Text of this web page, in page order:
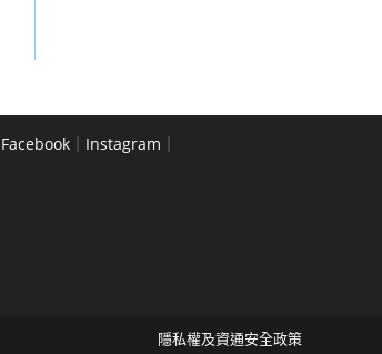
Facebook ｜ Instagram ｜
隱私權及資通安全政策